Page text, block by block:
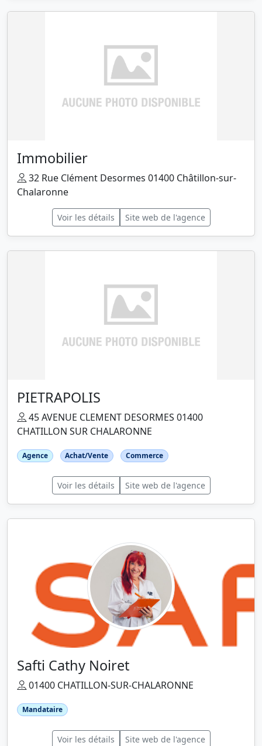
Immobilier
32 Rue Clément Desormes 01400 Châtillon-sur-
Chalaronne
Voir les détails Site web de l'agence
PIETRAPOLIS
45 AVENUE CLEMENT DESORMES 01400
CHATILLON SUR CHALARONNE
Agence Achat/Vente Commerce
Voir les détails Site web de l'agence
Safti Cathy Noiret
01400 CHATILLON-SUR-CHALARONNE
Mandataire
Voir les détails Site web de l'agence